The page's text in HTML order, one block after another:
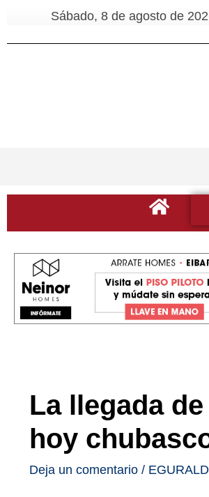
Sábado, 8 de agosto de
La llegada
hoy
Deja un comentario /